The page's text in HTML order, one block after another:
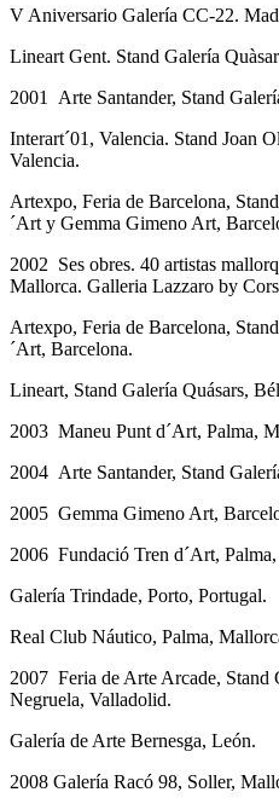
V Aniversario Galería CC-22.
Lineart Gent. Stand Galería
2001 Arte Santander, Stand
Interart´01, Valencia. Stand Joan
Valencia.
Artexpo, Feria de Barcelona,
´Art y Gemma Gimeno Art,
2002 Ses obres. 40 artistas
Mallorca. Galleria Lazzaro by
Artexpo, Feria de Barcelona,
´Art, Barcelona.
Lineart, Stand Galería Quásars,
2003 Maneu Punt d´Art, Palma,
2004 Arte Santander, Stand
2005 Gemma Gimeno Art,
2006 Fundació Tren d´Art,
Galería Trindade, Porto, Portugal.
Real Club Náutico, Palma,
2007 Feria de Arte Arcade, Stand
Negruela, Valladolid.
Galería de Arte Bernesga, León.
2008 Galería Racó 98, Soller,